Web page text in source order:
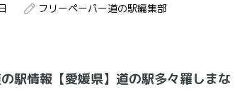
フリーペーパー道の駅編集部
駅情報【愛媛県】道の駅多々羅しまな